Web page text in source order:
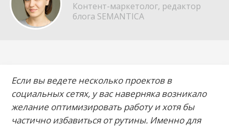
Контент-маркетолог, редактор
блога SEMANTICA
Если вы ведете несколько проектов в
социальных сетях, у вас наверняка возникало
желание оптимизировать работу и хотя бы
частично избавиться от рутины. Именно для